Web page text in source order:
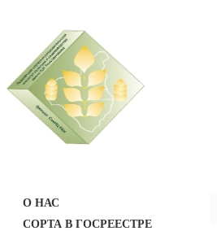
О НАС
СОРТА В ГОСРЕЕСТРЕ